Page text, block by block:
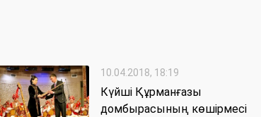
10.04.2018, 18:19
Күйші Құрманғазы
домбырасының көшірмесі